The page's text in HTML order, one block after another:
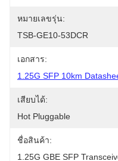
หมายเลขรุ่น:
TSB-GE10-53DCR
เอกสาร:
1.25G SFP 10km
เสียบได้:
Hot Pluggable
ชื่อสินค้า:
1.25G GBE SFP